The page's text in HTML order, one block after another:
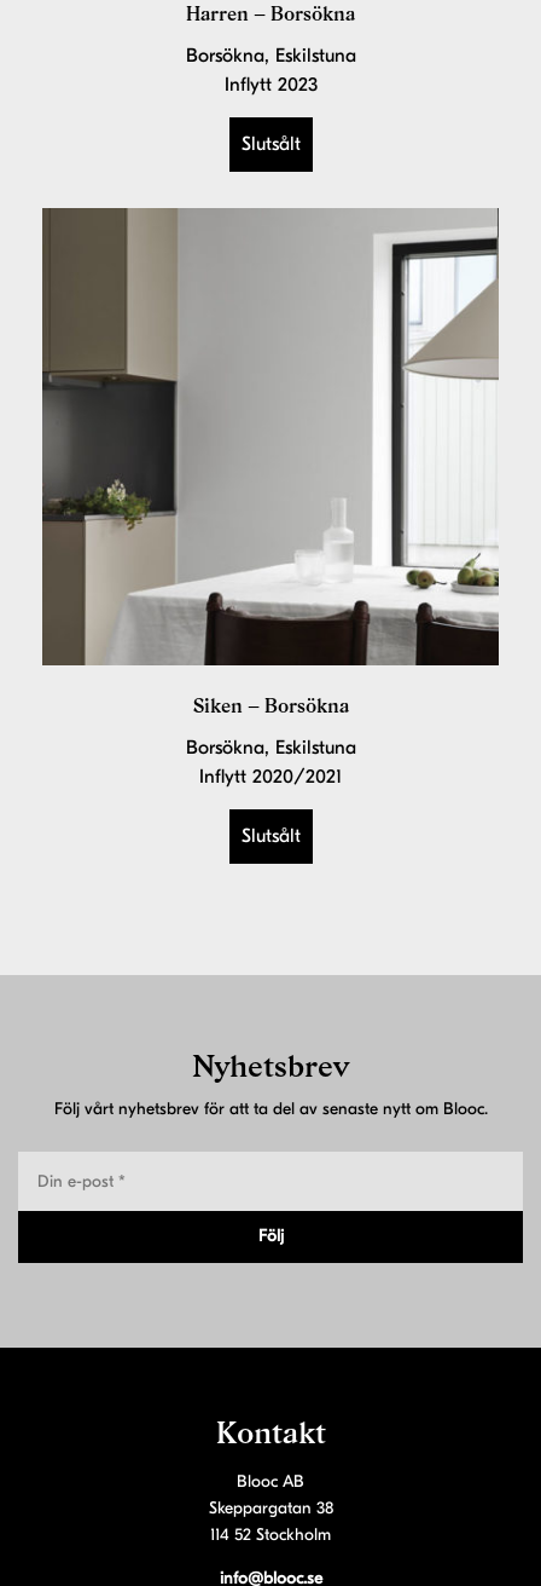
Harren – Borsökna
Borsökna, Eskilstuna
Inflytt 2023
Slutsålt
Siken – Borsökna
Borsökna, Eskilstuna
Inflytt 2020/2021
Slutsålt
Nyhetsbrev
Följ vårt nyhetsbrev för att ta del av senaste nytt om Blooc.
Följ
Kontakt
Blooc AB
Skeppargatan 38
114 52 Stockholm
info@blooc.se